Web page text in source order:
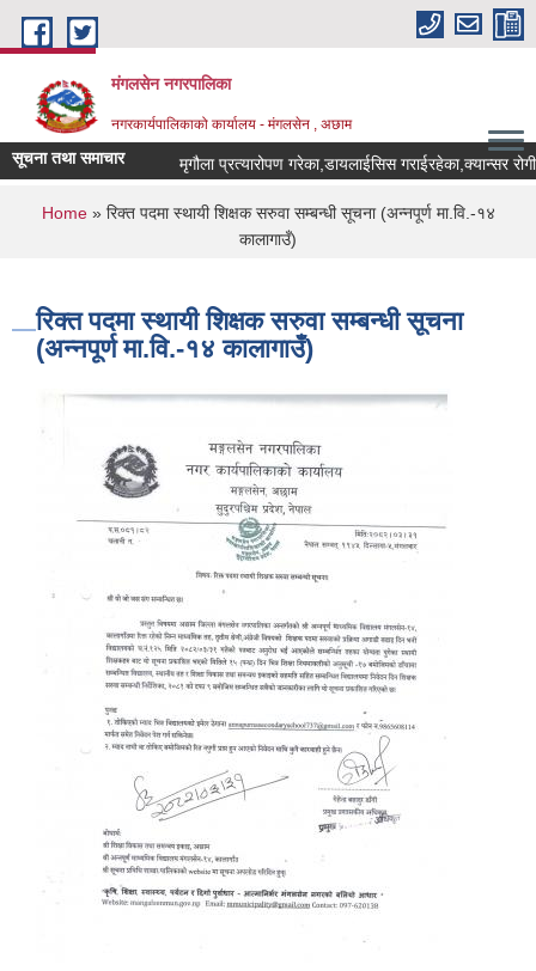
Skip to main content
मंगलसेन नगरपालिका
नगरकार्यपालिकाको कार्यालय - मंगलसेन , अछाम
सूचना तथा समाचार
You are here
Home» रिक्त पदमा स्थायी शिक्षक सरुवा सम्बन्धी सूचना (अन्नपूर्ण मा.वि.-१४
कालागाउँ)
रिक्त पदमा स्थायी शिक्षक सरुवा सम्बन्धी सूचना
(अन्नपूर्ण मा.वि.-१४ कालागाउँ)